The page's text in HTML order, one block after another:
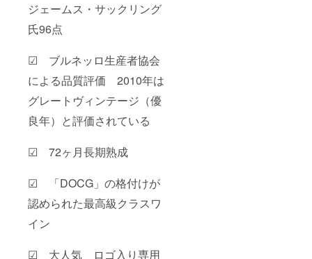
ジェームス・サックリング
氏96点
☑ ブルネッロ生産者協会
による品質評価 2010年は
グレートヴィンテージ（優
良年）と評価されている
☑ 72ヶ月長期熟成
☑ 「DOCG」の格付けが
認められた最高級クラスワ
イン
☑ 大人気 ロゴ入り専用